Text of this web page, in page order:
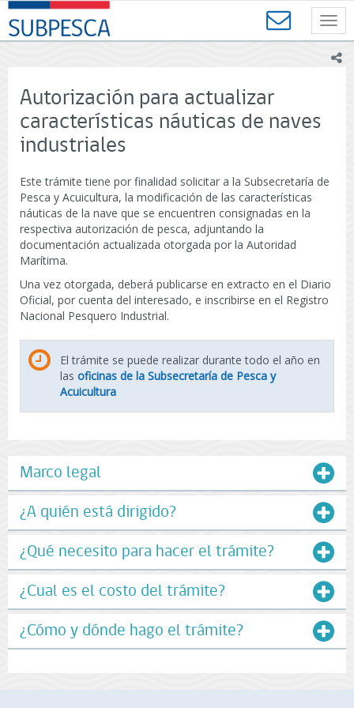
Contenido
principal
SUBPESCA
-
y
Acuicultura
-
Gobierno
Chile
Autorización para actualizar
características náuticas de naves
industriales
Este trámite tiene por finalidad solicitar a la Subsecretaría de
Pesca y Acuicultura, la modificación de las características
náuticas de la nave que se encuentren consignadas en la
respectiva autorización de pesca, adjuntando la
documentación actualizada otorgada por la Autoridad
Marítima.
Una vez otorgada, deberá publicarse en extracto en el Diario
Oficial, por cuenta del interesado, e inscribirse en el Registro
Nacional Pesquero Industrial.
El trámite se puede realizar durante todo el año en
las oficinas de la Subsecretaría de Pesca y
Acuicultura
Marco legal
¿A quién está dirigido?
¿Qué necesito para hacer el trámite?
¿Cual es el costo del trámite?
¿Cómo y dónde hago el trámite?